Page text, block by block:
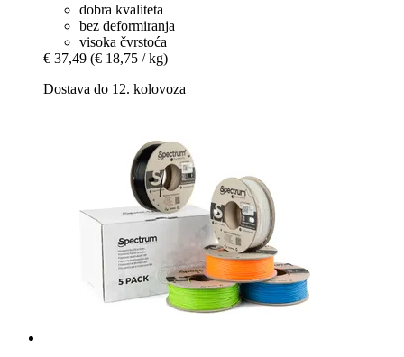
dobra kvaliteta
bez deformiranja
visoka čvrstoća
€ 37,49 (€ 18,75 / kg)
Dostava do 12. kolovoza